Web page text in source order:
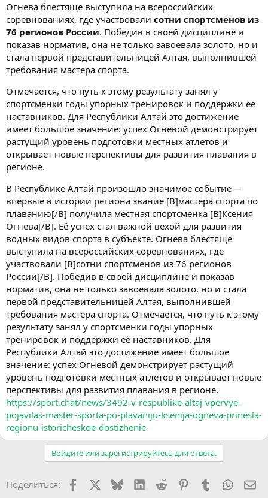
Огнева блестяще выступила на всероссийских
соревнованиях, где участвовали сотни спортсменов из
76 регионов России. Победив в своей дисциплине и
показав норматив, она не только завоевала золото, но и
стала первой представительницей Алтая, выполнившей
требования мастера спорта.
Отмечается, что путь к этому результату занял у
спортсменки годы упорных тренировок и поддержки её
наставников. Для Республики Алтай это достижение
имеет большое значение: успех Огневой демонстрирует
растущий уровень подготовки местных атлетов и
открывает новые перспективы для развития плавания в
регионе.
В Республике Алтай произошло значимое событие —
впервые в истории региона звание [B]мастера спорта по
плаванию[/B] получила местная спортсменка [B]Ксения
Огнева[/B]. Её успех стал важной вехой для развития
водных видов спорта в субъекте. Огнева блестяще
выступила на всероссийских соревнованиях, где
участвовали [B]сотни спортсменов из 76 регионов
России[/B]. Победив в своей дисциплине и показав
норматив, она не только завоевала золото, но и стала
первой представительницей Алтая, выполнившей
требования мастера спорта. Отмечается, что путь к этому
результату занял у спортсменки годы упорных
тренировок и поддержки её наставников. Для
Республики Алтай это достижение имеет большое
значение: успех Огневой демонстрирует растущий
уровень подготовки местных атлетов и открывает новые
перспективы для развития плавания в регионе.
https://sport.chat/news/3492-v-respublike-altaj-vpervye-
pojavilas-master-sporta-po-plavaniju-ksenija-ogneva-prinesla-
regionu-istoricheskoe-dostizhenie
Войдите или зарегистрируйтесь для ответа.
Поделиться: FacebookX (Twitter)
BlueskyLinkedIn
Reddit PinterestTumblr